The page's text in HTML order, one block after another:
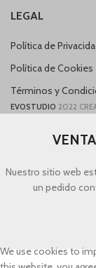
LEGAL
Política de
Política de Cookies
Términos y
EVOSTUDIO 2022
Nuestro sitio web
un pedido
We use cookies to